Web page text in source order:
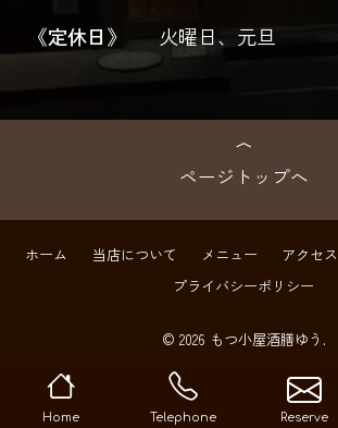
Home Telephone Reserve
《定休日》
火曜日、元旦
ページトップへ
ホーム 当店について メニュー アクセス
プライバシーポリシー
© 2026 もつ小屋酒膳ゆう.